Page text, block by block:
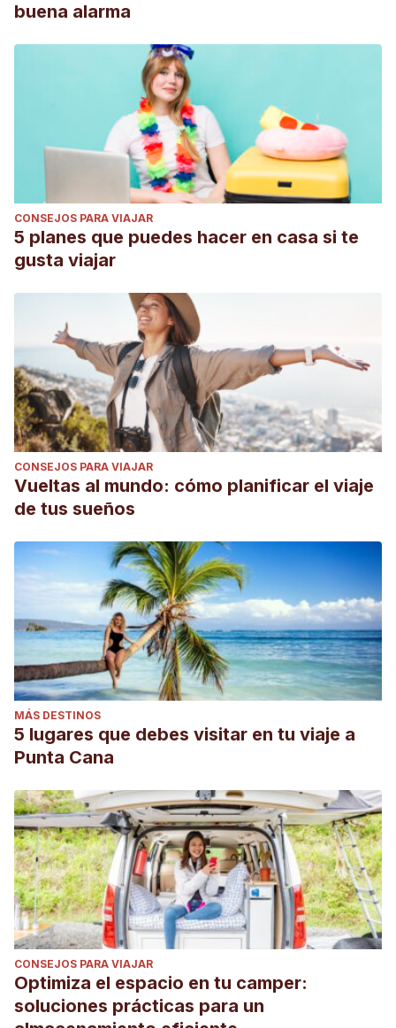
buena alarma
CONSEJOS PARA VIAJAR
5 planes que puedes hacer en casa si te
gusta viajar
CONSEJOS PARA VIAJAR
Vueltas al mundo: cómo planificar el viaje
de tus sueños
MÁS DESTINOS
5 lugares que debes visitar en tu viaje a
Punta Cana
CONSEJOS PARA VIAJAR
Optimiza el espacio en tu camper:
soluciones prácticas para un